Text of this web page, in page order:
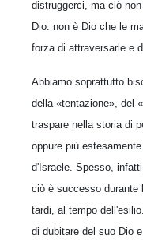
distruggerci, ma ciò
Dio: non è Dio che le
forza di attraversarle e
Abbiamo soprattutto
della «tentazione», del
traspare nella storia di
oppure più
d'Israele. Spesso,
ciò è successo durante
tardi, al tempo
di dubitare del suo Dio